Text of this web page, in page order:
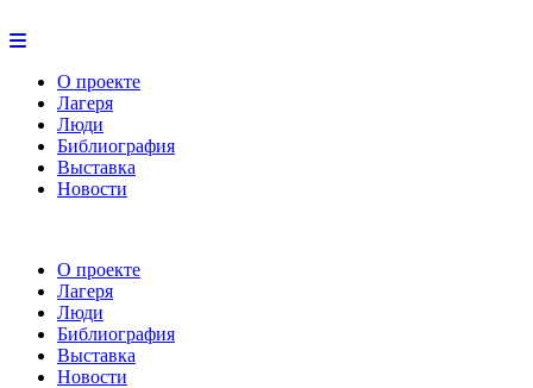
О проекте
Лагеря
Люди
Библиография
Выставка
Новости
О проекте
Лагеря
Люди
Библиография
Выставка
Новости